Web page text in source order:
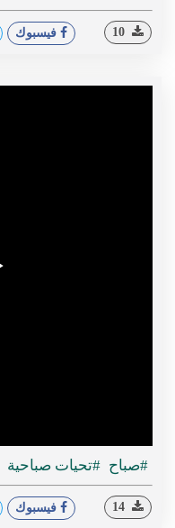
فيسبوك
#صباح #تحيات صباحية
فيسبوك